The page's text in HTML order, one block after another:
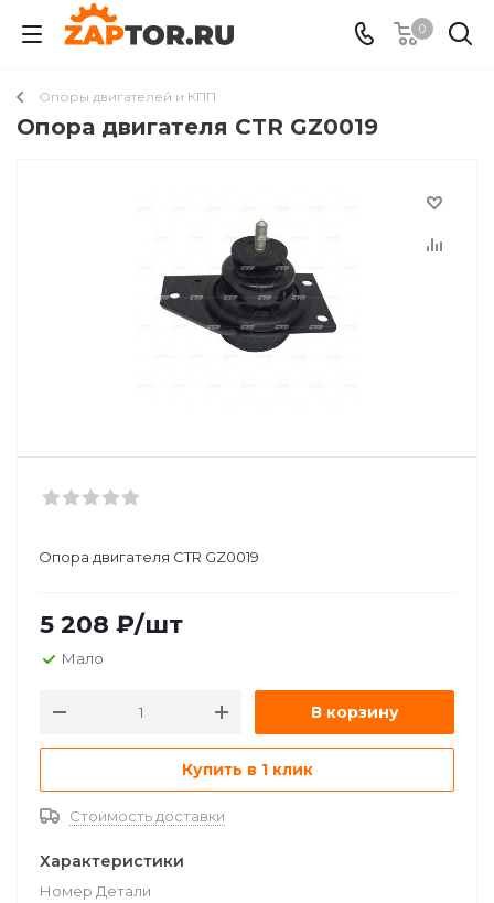
0
Опоры двигателей и КПП
Опора двигателя CTR GZ0019
Опора двигателя CTR GZ0019
5 208 ₽/шт
Мало
В корзину
Купить в 1 клик
Стоимость доставки
Характеристики
Номер Детали